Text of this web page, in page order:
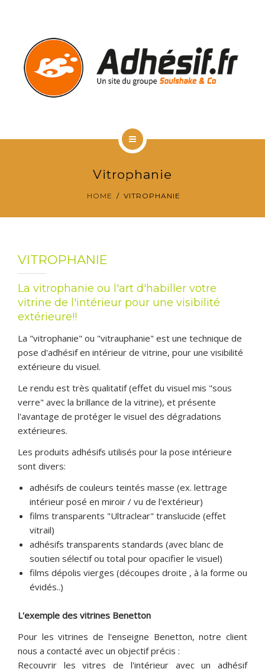
VITROPHANIE
CONTACT & DEVIS GRATUIT
CONTACT & DEVIS GRATUIT
Vitrophanie
HOME VITROPHANIE
VITROPHANIE
La vitrophanie ou l'art d'habiller votre
vitrine de l'intérieur pour une visibilité
extérieure!!
La "vitrophanie" ou "vitrauphanie" est une technique de
pose d'adhésif en intérieur de vitrine, pour une visibilité
extérieure du visuel.
Le rendu est très qualitatif (effet du visuel mis "sous
verre" avec la brillance de la vitrine), et présente
l'avantage de protéger le visuel des dégradations
extérieures.
Les produits adhésifs utilisés pour la pose intérieure
sont divers:
adhésifs de couleurs teintés masse (ex. lettrage
intérieur posé en miroir / vu de l'extérieur)
films transparents "Ultraclear" translucide (effet
vitrail)
adhésifs transparents standards (avec blanc de
soutien sélectif ou total pour opacifier le visuel)
films dépolis vierges (découpes droite , à la forme ou
évidés..)
L'exemple des vitrines Benetton
Pour les vitrines de l'enseigne Benetton, notre client
nous a contacté avec un objectif précis :
Recouvrir les vitres de l'intérieur avec un adhésif